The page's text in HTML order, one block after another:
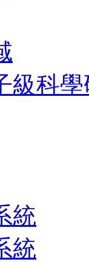
級科
統
統